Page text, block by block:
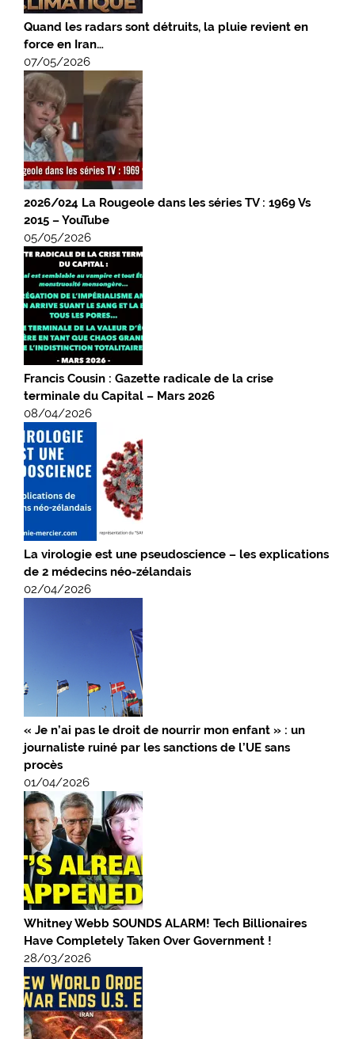
Quand les radars sont détruits, la pluie revient en
force en Iran…
07/05/2026
2026/024 La Rougeole dans les séries TV : 1969 Vs
2015 – YouTube
05/05/2026
Francis Cousin : Gazette radicale de la crise
terminale du Capital – Mars 2026
08/04/2026
La virologie est une pseudoscience – les explications
de 2 médecins néo-zélandais
02/04/2026
« Je n’ai pas le droit de nourrir mon enfant » : un
journaliste ruiné par les sanctions de l’UE sans
procès
01/04/2026
Whitney Webb SOUNDS ALARM! Tech Billionaires
Have Completely Taken Over Government !
28/03/2026